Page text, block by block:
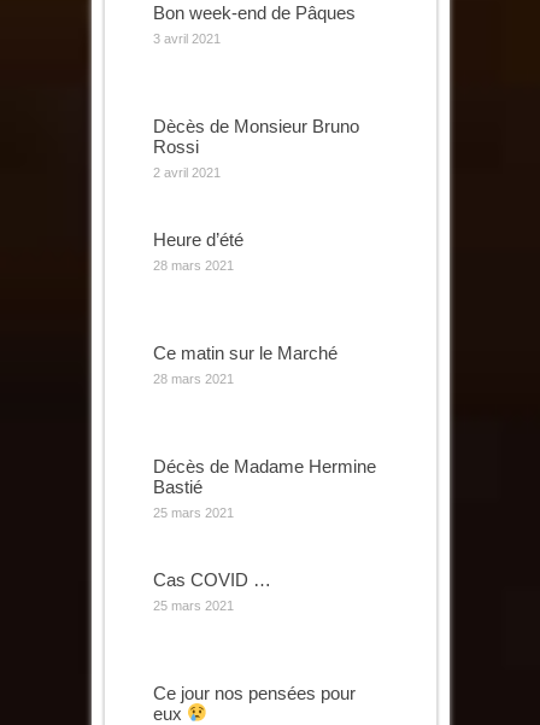
Bon week-end de Pâques
3 avril 2021
Dècès de Monsieur Bruno
Rossi
2 avril 2021
Heure d’été
28 mars 2021
Ce matin sur le Marché
28 mars 2021
Décès de Madame Hermine
Bastié
25 mars 2021
Cas COVID …
25 mars 2021
Ce jour nos pensées pour
eux